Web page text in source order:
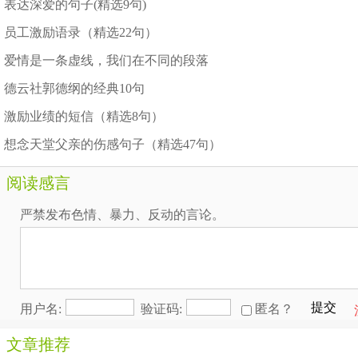
表达深爱的句子(精选9句)
员工激励语录（精选22句）
爱情是一条虚线，我们在不同的段落
德云社郭德纲的经典10句
激励业绩的短信（精选8句）
想念天堂父亲的伤感句子（精选47句）
阅读感言
严禁发布色情、暴力、反动的言论。
用户名: 验证码: 匿名？ 提交
文章推荐